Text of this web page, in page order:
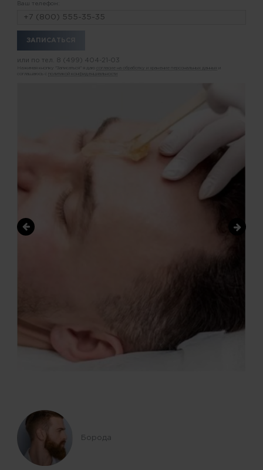
Ваш телефон:
или по тел. 8 (499) 404-21-03
Нажимая кнопку "Записаться" я даю согласие на обработку и хранение персональных данных
политикой конфиденциальности
Борода